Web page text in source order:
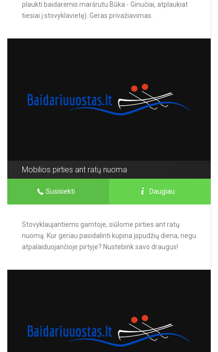
plaukti baidarėmis maršrutu Būka - Ginučiai, atplaukiat
tiesiai į stovyklavietę). Geras privažiavimas.
Mobilios pirties ant ratų nuoma
Susisiekti Daugiau
Stovyklaujantiems gamtoje, siūlome pirties ant ratų
nuomą. Kur geriau pasidalinti kupina įspudžių diena, negu
atpalaiduojančioje pirtyje? Nustebink savo draugus!